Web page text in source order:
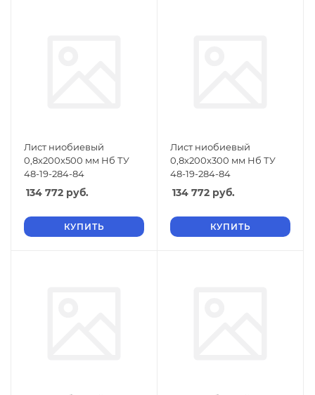
Лист ниобиевый
0,8х200х500 мм Нб ТУ
48-19-284-84
134 772 руб.
КУПИТЬ
Лист ниобиевый
0,8х200х300 мм Нб ТУ
48-19-284-84
134 772 руб.
КУПИТЬ